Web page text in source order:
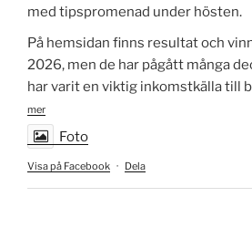
med tipspromenad under hösten.
På hemsidan finns resultat och
2026, men de har pågått många
har varit en viktig inkomstkälla till
mer
Foto
Visa på Facebook · Dela